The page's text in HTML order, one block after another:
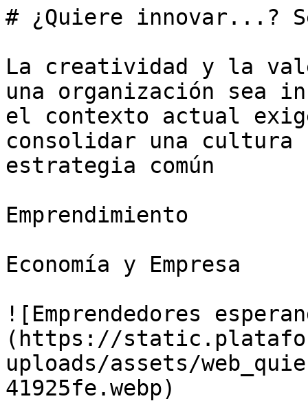
# ¿Quiere innovar...?
La creatividad y la
una organización sea
el contexto actual
consolidar una cultura
estrategia común
Emprendimiento
Economía y Empresa
![Emprendedores
(https://
uploads/assets/
41925fe.webp)